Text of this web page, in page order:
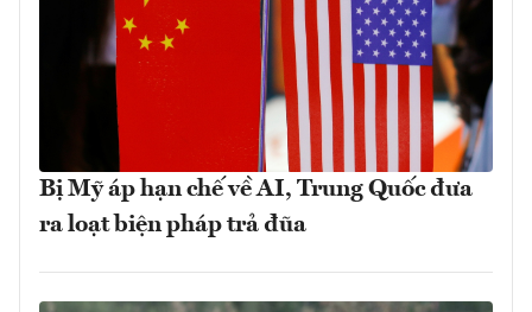
Bị Mỹ áp hạn chế về AI, Trung Quốc đưa
ra loạt biện pháp trả đũa